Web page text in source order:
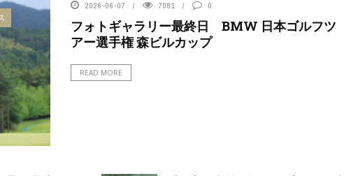
2026-06-07 7081 0
フォトギャラリー最終日 BMW 日本ゴルフツ
アー選手権 森ビルカップ
READ MORE